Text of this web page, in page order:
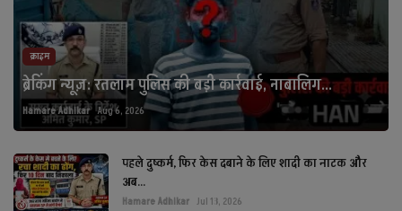
क्राइम
ब्रेकिंग न्यूज़: रतलाम पुलिस की बड़ी कार्रवाई, नाबालिग...
Hamare Adhikar Aug 6, 2026
पहले दुष्कर्म, फिर केस दबाने के लिए शादी का नाटक और
अब...
Hamare Adhikar Jul 13, 2026